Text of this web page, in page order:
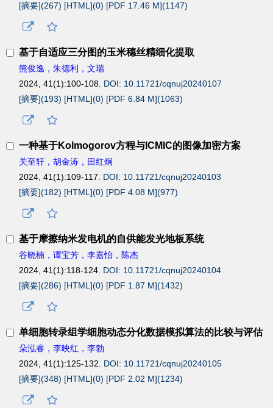
[摘要](267) [HTML](0) [PDF 17.46 M](1147)
基于自适应三分图的玉米穗丝精细化提取
熊俊逸，朱德利，文瑞
2024, 41(1):100-108. DOI: 10.11721/cqnuj20240107
[摘要](193) [HTML](0) [PDF 6.84 M](1063)
一种基于Kolmogorov方程与ICMIC的图像加密方案
关至轩，胡金涛，田红炯
2024, 41(1):109-117. DOI: 10.11721/cqnuj20240103
[摘要](182) [HTML](0) [PDF 4.08 M](977)
基于摩擦纳米发电机的自供能发光地板系统
谷晓楠，谭宝芳，李嘉怡，陈杰
2024, 41(1):118-124. DOI: 10.11721/cqnuj20240104
[摘要](286) [HTML](0) [PDF 1.87 M](1432)
单细胞转录组学细胞动态分化数据模拟算法的比较与评估
朵泓睿，李映红，李勃
2024, 41(1):125-132. DOI: 10.11721/cqnuj20240105
[摘要](348) [HTML](0) [PDF 2.02 M](1234)